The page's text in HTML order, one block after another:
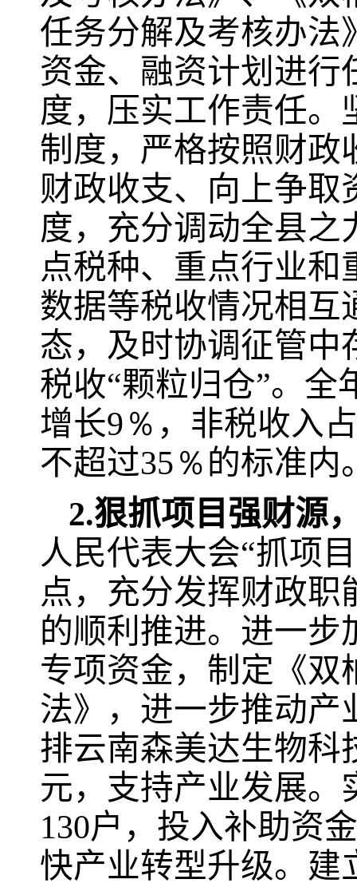
任务分解及考核办法
资金、融资计划进行
度，压实工作责任。
制度，严格按照财政
财政收支、向上争取
度，充分调动全县之
点税种、重点行业
数据等税收情况相互
态，及时协调征管中
税收“颗粒归仓”。全
增长9％ ，非税收入
不超过35％的标准内
2.狠抓项目强财源
人民代表大会“抓项
点，充分发挥财政
的顺利推进。进一步
专项资金，制定《双
法》，进一步推动产
排云南森美达生物科
元，支持产业发展。
130户，投入补助资金
快产业转型升级。建